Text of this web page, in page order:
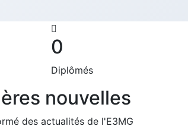
0
Diplômés
nouvelles
des actualités de l'E3MG